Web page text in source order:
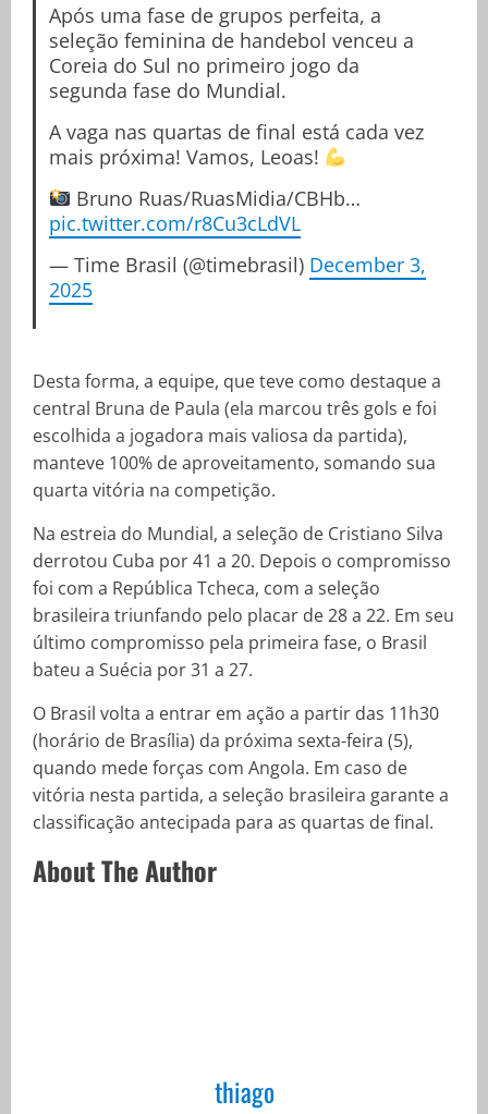
Após uma fase de grupos perfeita, a
seleção feminina de handebol venceu a
Coreia do Sul no primeiro jogo da
segunda fase do Mundial.
A vaga nas quartas de final está cada vez
mais próxima! Vamos, Leoas!
Bruno Ruas/RuasMidia/CBHb…
pic.twitter.com/r8Cu3cLdVL
— Time Brasil (@timebrasil) December 3,
2025
Desta forma, a equipe, que teve como destaque a
central Bruna de Paula (ela marcou três gols e foi
escolhida a jogadora mais valiosa da partida),
manteve 100% de aproveitamento, somando sua
quarta vitória na competição.
Na estreia do Mundial, a seleção de Cristiano Silva
derrotou Cuba por 41 a 20. Depois o compromisso
foi com a República Tcheca, com a seleção
brasileira triunfando pelo placar de 28 a 22. Em seu
último compromisso pela primeira fase, o Brasil
bateu a Suécia por 31 a 27.
O Brasil volta a entrar em ação a partir das 11h30
(horário de Brasília) da próxima sexta-feira (5),
quando mede forças com Angola. Em caso de
vitória nesta partida, a seleção brasileira garante a
classificação antecipada para as quartas de final.
About The Author
thiago